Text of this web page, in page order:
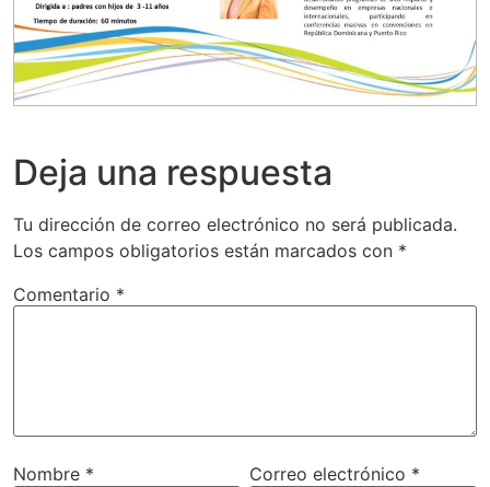
Deja una respuesta
Tu dirección de correo electrónico no será publicada.
Los campos obligatorios están marcados con *
Comentario *
Nombre * Correo electrónico *